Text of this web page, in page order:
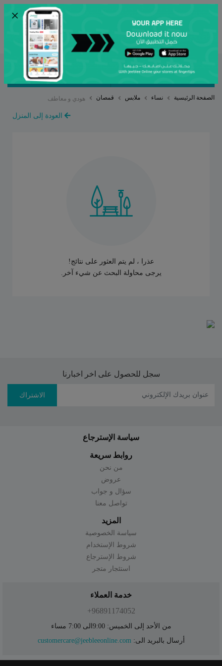
أرسل
ENG
مصنف بواسطة ترتيب حسب
الصفحة الرئيسية نساء ملابس قمصان هودي و معاطف
العودة إلى المنزل
عذرا ، لم يتم العثور على نتائج!
يرجى محاولة البحث عن شيء آخر.
×
سجل للحصول على اخر اخبارنا
الاشتراك
سياسة الإسترجاع
روابط سريعة
من نحن
عروض
سؤال و جواب
تواصل معنا
المزيد
سياسة الخصوصية
شروط الإستخدام
شروط الإسترجاع
استئجار متجر
خدمة العملاء
96891174052+
من الأحد إلى الخميس: 9:00الى 7:00 مساء
أرسال بالبريد الى: customercare@jeebleeonline.com